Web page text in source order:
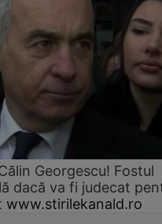
Georgescu! Fostul
dacă va fi judecat
www.stirilekanald.ro